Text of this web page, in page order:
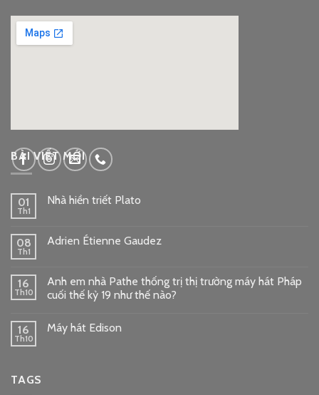
BÀI VIẾT MỚI
01
Th1
Nhà hiền triết Plato
08
Th1
Adrien Étienne Gaudez
16
Th10
Anh em nhà Pathe thống trị thị trường máy hát Pháp
cuối thế kỷ 19 như thế nào?
16
Th10
Máy hát Edison
TAGS